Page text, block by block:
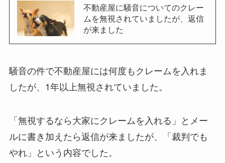
不動産屋に騒音についてのクレー
ムを無視されていましたが、返信
が来ました
騒音の件で不動産屋には何度もクレームを入れま
したが、1年以上無視されていました。
「無視するなら大家にクレームを入れる」とメー
ルに書き加えたら返信が来ましたが、「裁判でも
やれ」という内容でした。